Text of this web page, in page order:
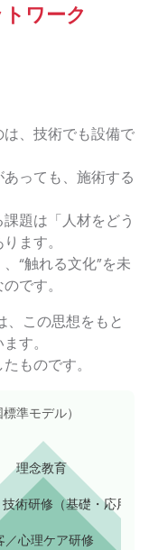
ワーク
、技術でも設備で
っても、施術する
題は「人材をどう
ます。
“触れる文化”を未
です。
、この思想をもと
す。
ものです。
準モデル）
理念教育
技術研修（基礎・応用）
／心理ケア研修